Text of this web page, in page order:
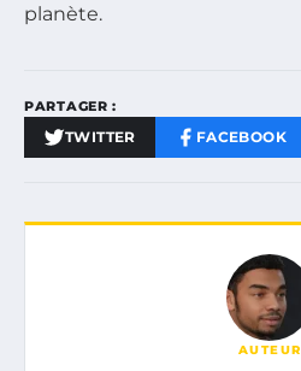
planète.
PARTAGER :
TWITTER FACEBOOK
AUTEUR